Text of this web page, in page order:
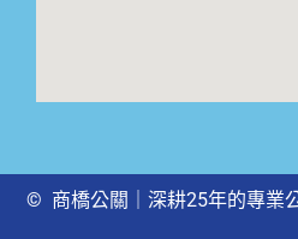
© 商橋公關｜深耕25年的專業